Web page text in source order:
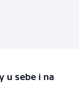
u sebe i na